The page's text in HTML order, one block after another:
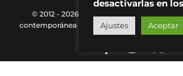
© 2012 - 2026 MAKMA | Revista de artes
contemporánea |
Política de Privacidad|
desactivarlas en
Ajustes Aceptar